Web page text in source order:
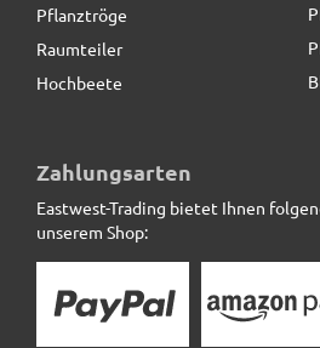
Pflanztröge
Raumteiler
Hochbeete
Zahlungsarten
Eastwest-Trading bietet Ihnen
unserem Shop: